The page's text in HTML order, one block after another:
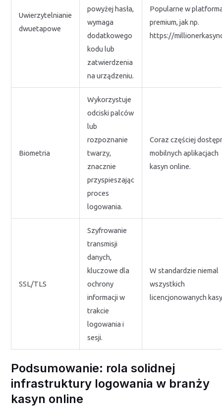
Uwierzytelnianie
dwuetapowe
powyżej hasła,
wymaga
dodatkowego
kodu lub
zatwierdzenia
na urządzeniu.
Popularne w
premium, jak np.
https://
Biometria
Wykorzystuje
odciski palców
lub
rozpoznanie
twarzy,
znacznie
przyspieszając
proces
logowania.
Coraz częściej
mobilnych aplikacjach
kasyn online.
SSL/TLS
Szyfrowanie
transmisji
danych,
kluczowe dla
ochrony
informacji w
trakcie
logowania i
sesji.
W standardzie niemal
wszystkich
licencjonowanych
Podsumowanie: rola solidnej
infrastruktury logowania w branży
kasyn online